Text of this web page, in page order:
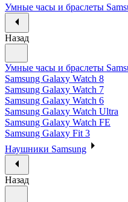
Умные часы и браслеты
Назад
Умные часы и браслеты
Samsung Galaxy Watch 8
Samsung Galaxy Watch 7
Samsung Galaxy Watch 6
Samsung Galaxy Watch Ultra
Samsung Galaxy Watch FE
Samsung Galaxy Fit 3
Наушники Samsung
Назад